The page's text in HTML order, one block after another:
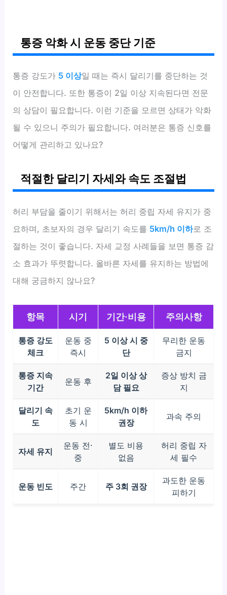
통증 악화 시 운동 중단 기준
통증 강도가 5 이상일 때는 즉시 달리기를 중단하는 것
이 안전합니다. 또한 통증이 2일 이상 지속된다면 전문
의 상담이 필요합니다. 이런 기준을 모르면 상태가 악화
될 수 있으니 주의가 필요합니다. 여러분은 통증 신호를
어떻게 관리하고 있나요?
적절한 달리기 자세와 속도 조절법
허리 부담을 줄이기 위해서는 허리 중립 자세 유지가 중
요하며, 초보자의 경우 달리기 속도를 5km/h 이하로 조
절하는 것이 좋습니다. 자세 교정 사례들을 보면 통증 감
소 효과가 뚜렷합니다. 올바른 자세를 유지하는 방법에
대해 궁금하지 않나요?
항목 시기 기간·비용 주의사항
통증 강도
체크
운동 중
즉시
5 이상 시 중
단
무리한 운동
금지
통증 지속
기간
운동 후
2일 이상 상
담 필요
증상 방치 금
지
달리기 속
도
초기 운
동 시
5km/h 이하
권장
과속 주의
자세 유지
운동 전·
중
별도 비용
없음
허리 중립 자
세 필수
운동 빈도 주간 주 3회 권장
과도한 운동
피하기